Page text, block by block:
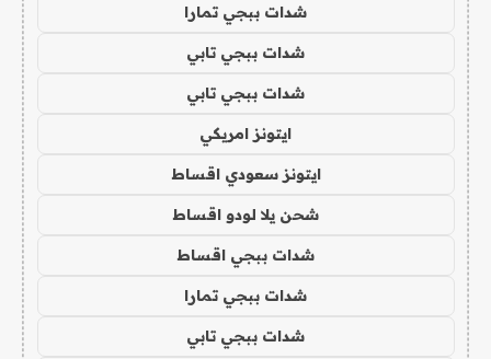
شدات ببجي تمارا
شدات ببجي تابي
شدات ببجي تابي
ايتونز امريكي
ايتونز سعودي اقساط
شحن يلا لودو اقساط
شدات ببجي اقساط
شدات ببجي تمارا
شدات ببجي تابي